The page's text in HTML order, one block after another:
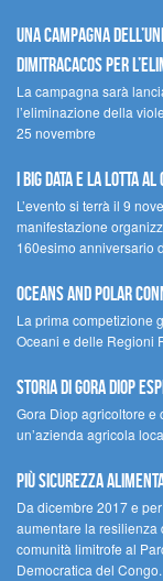
Una campagna
Dimitracacos per
La campagna sarà
l’eliminazione della
25 novembre
I Big Data e la lotta
L’evento si terrà il 9
manifestazione
160esimo anniversario
Oceans and Polar
La prima competizione
Oceani e delle Regioni
STORIA DI GORA DIOP
Gora Diop agricoltore e
un’azienda agricola
Più sicurezza
Da dicembre 2017 e
aumentare la
comunità limitrofe al
Democratica del Congo.